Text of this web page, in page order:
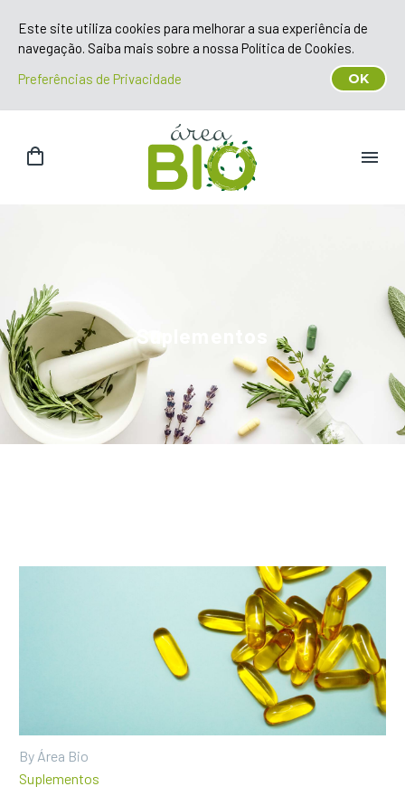
By Área Bio
Suplementos
Este site utiliza cookies para melhorar a sua experiência de
navegação. Saiba mais sobre a nossa Política de Cookies.
Preferências de Privacidade
OK